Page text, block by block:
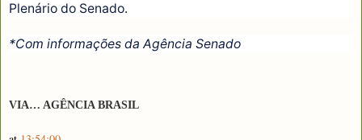
Plenário do Senado.
*Com informações da Agência Senado
VIA… AGÊNCIA BRASIL